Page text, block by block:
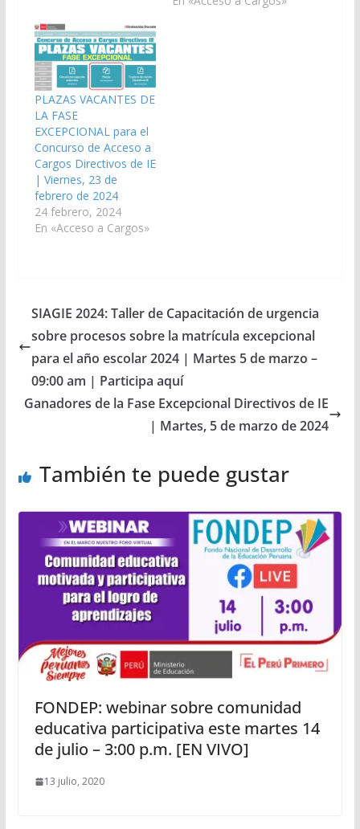
PLAZAS VACANTES DE
LA FASE
EXCEPCIONAL para el
Concurso de Acceso a
Cargos Directivos de IE
| Viernes, 23 de
febrero de 2024
24 febrero, 2024
En «Acceso a Cargos»
SIAGIE 2024: Taller de Capacitación de urgencia
sobre procesos sobre la matrícula excepcional
para el año escolar 2024 | Martes 5 de marzo –
09:00 am | Participa aquí
Ganadores de la Fase Excepcional Directivos de IE
| Martes, 5 de marzo de 2024
También te puede gustar
FONDEP: webinar sobre comunidad
educativa participativa este martes 14
de julio – 3:00 p.m. [EN VIVO]
13 julio, 2020